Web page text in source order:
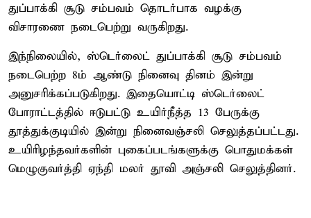
துப்பாக்கி சூடு சம்பவம் தொடர்பாக வழக்கு
விசாரணை நடைபெற்று வருகிறது.
இந்நிலையில், ஸ்டெர்லைட் துப்பாக்கி சூடு சம்பவம்
நடைபெற்ற 8ம் ஆண்டு நினைவு தினம் இன்று
அனுசரிக்கப்படுகிறது. இதையொட்டி ஸ்டெர்லைட்
போராட்டத்தில் ஈடுபட்டு உயிர்நீத்த 13 பேருக்கு
தூத்துக்குடியில் இன்று நினைவஞ்சலி செலுத்தப்பட்டது.
உயிரிழந்தவர்களின் புகைப்படங்களுக்கு பொதுமக்கள்
மெழுகுவர்த்தி ஏந்தி மலர் தூவி அஞ்சலி செலுத்தினர்.